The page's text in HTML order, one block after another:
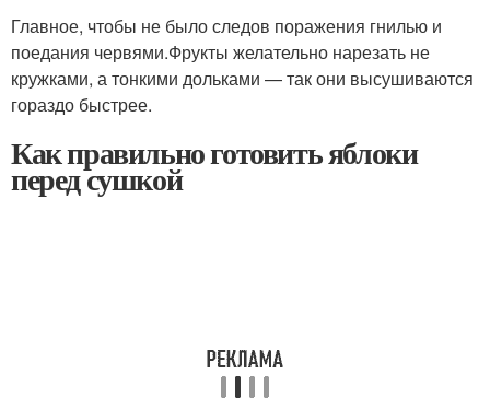
Главное, чтобы не было следов поражения гнилью и
поедания червями.Фрукты желательно нарезать не
кружками, а тонкими дольками — так они высушиваются
гораздо быстрее.
Как правильно готовить яблоки
перед сушкой